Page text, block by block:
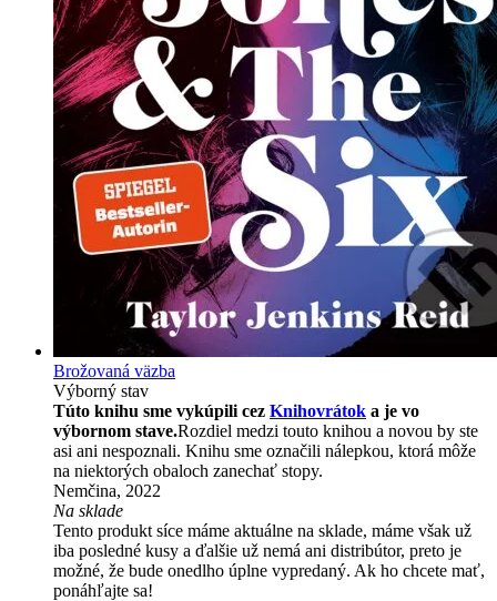
Brožovaná väzba
Výborný stav
Túto knihu sme vykúpili cez Knihovrátok a je vo
výbornom stave.Rozdiel medzi touto knihou a novou by ste
asi ani nespoznali. Knihu sme označili nálepkou, ktorá môže
na niektorých obaloch zanechať stopy.
Nemčina, 2022
Na sklade
Tento produkt síce máme aktuálne na sklade, máme však už
iba posledné kusy a ďalšie už nemá ani distribútor, preto je
možné, že bude onedlho úplne vypredaný. Ak ho chcete mať,
ponáhľajte sa!